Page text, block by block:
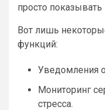
просто
Вот лишь
функций:
Уведомления
Мониторинг
стресса.